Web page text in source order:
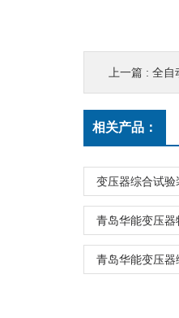
上一篇 : 全自
相关产品：
变压器综合试
青岛华能变压
青岛华能变压